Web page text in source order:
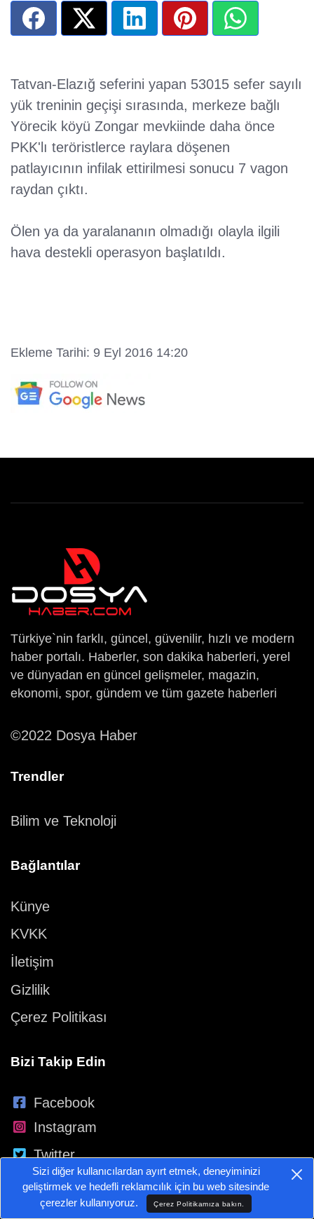
Tatvan-Elazığ seferini yapan 53015 sefer sayılı
yük treninin geçişi sırasında, merkeze bağlı
Yörecik köyü Zongar mevkiinde daha önce
PKK'lı teröristlerce raylara döşenen
patlayıcının infilak ettirilmesi sonucu 7 vagon
raydan çıktı.
Ölen ya da yaralananın olmadığı olayla ilgili
hava destekli operasyon başlatıldı.
Ekleme Tarihi: 9 Eyl 2016 14:20
Türkiye`nin farklı, güncel, güvenilir, hızlı ve modern
haber portalı. Haberler, son dakika haberleri, yerel
ve dünyadan en güncel gelişmeler, magazin,
ekonomi, spor, gündem ve tüm gazete haberleri
©2022 Dosya Haber
Trendler
Bilim ve Teknoloji
Bağlantılar
Künye
KVKK
İletişim
Gizlilik
Çerez Politikası
Bizi Takip Edin
Facebook
Instagram
Twitter
YouTube
Sizi diğer kullanıcılardan ayırt etmek, deneyiminizi
geliştirmek ve hedefli reklamcılık için bu web sitesinde
çerezler kullanıyoruz.
Çerez Politikamıza bakın.